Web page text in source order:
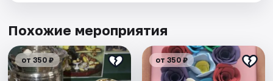
Похожие мероприятия
от 350 ₽ от 350 ₽